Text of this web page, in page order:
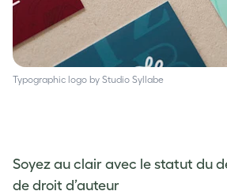
Typographic logo by Studio Syllabe
Soyez au clair avec le statut du
de droit d’auteur